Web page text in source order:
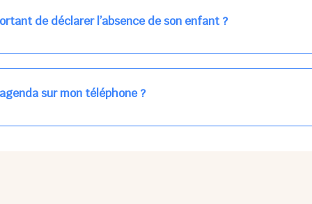
de déclarer l’absence de son enfant ?
enfants à accueillir, et ajuster les plannings au mieux.
car les repas sont commandés à l’avance.
sur mon téléphone ?
sur l'App Store ni Google Play car il s'agit d'une Web App,